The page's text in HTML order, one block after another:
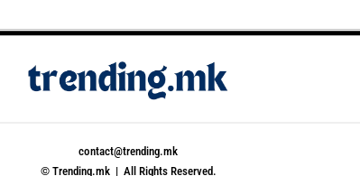
contact@trending.mk
© Trending.mk | All Rights Reserved.